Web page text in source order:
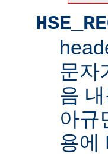
문자
음
아규
용에